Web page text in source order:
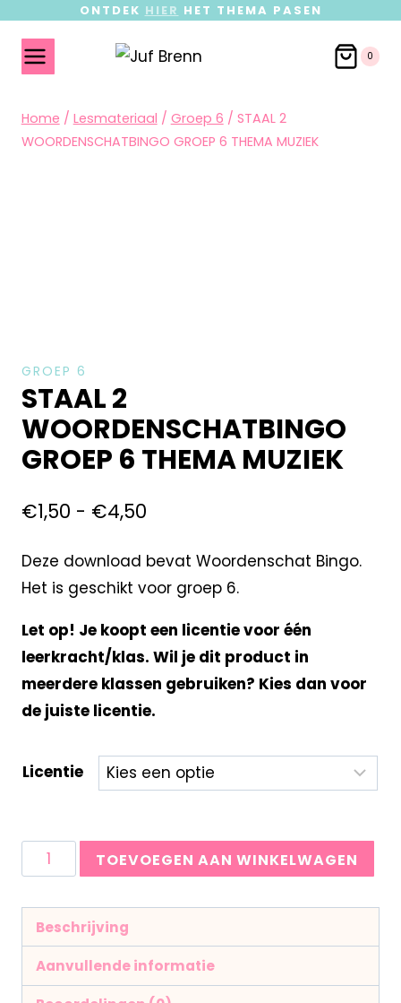
ONTDEK HIER HET THEMA PASEN
0
Home / Lesmateriaal / Groep 6 / STAAL 2
WOORDENSCHATBINGO GROEP 6 THEMA MUZIEK
GROEP 6
STAAL 2
WOORDENSCHATBINGO
GROEP 6 THEMA MUZIEK
€1,50 - €4,50
Deze download bevat Woordenschat Bingo.
Het is geschikt voor groep 6.
Let op! Je koopt een licentie voor één
leerkracht/klas. Wil je dit product in
meerdere klassen gebruiken? Kies dan voor
de juiste licentie.
Licentie
TOEVOEGEN AAN WINKELWAGEN
Beschrijving
Aanvullende informatie